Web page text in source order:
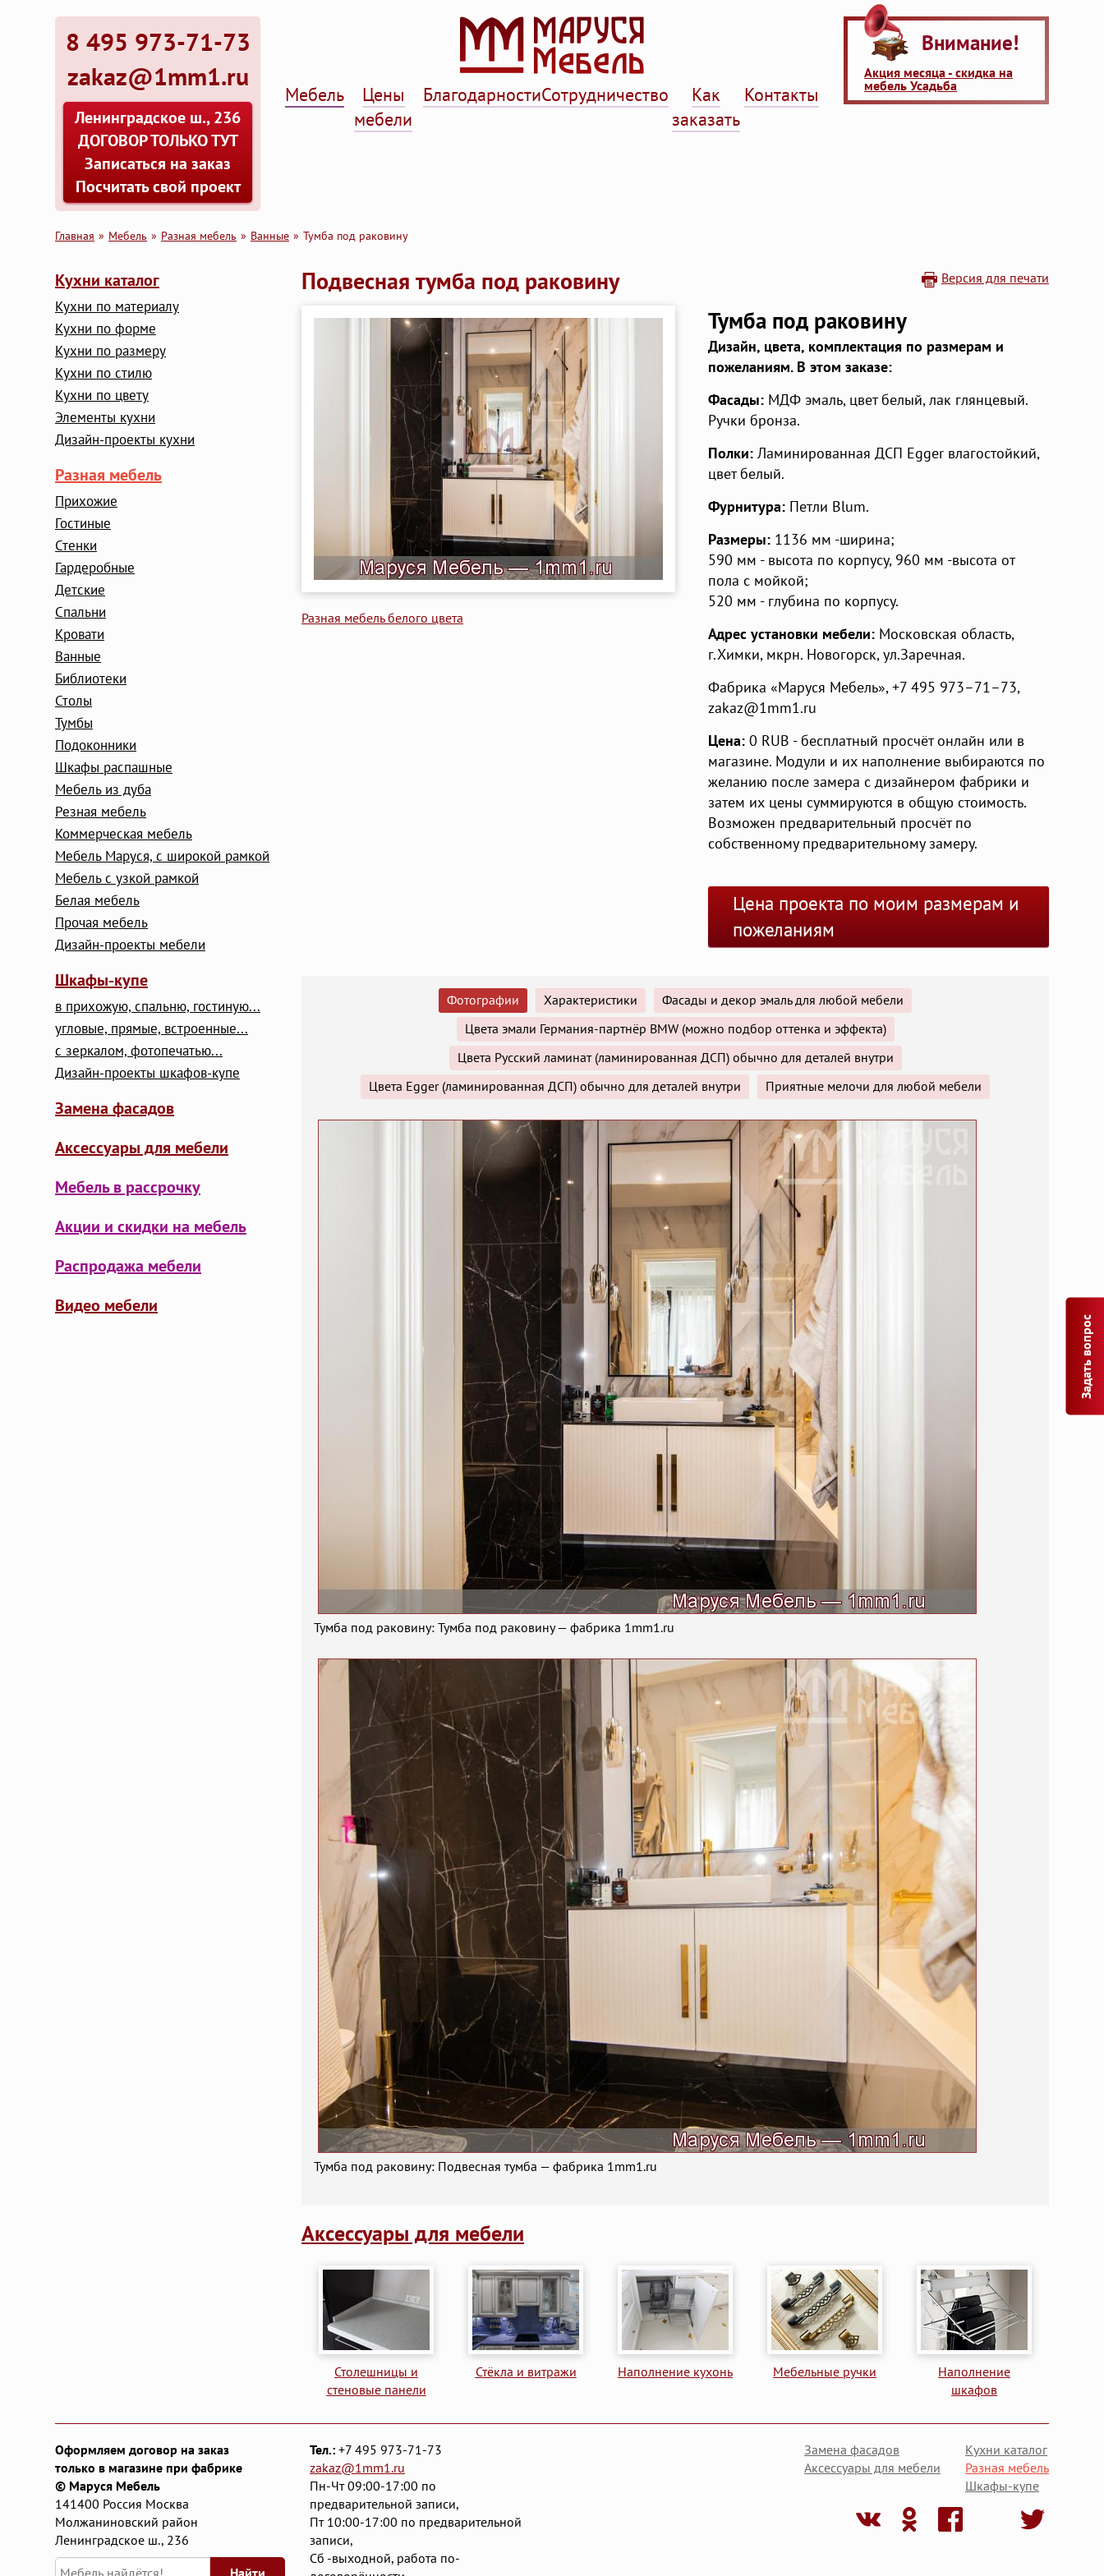
8 495 973-71-73
zakaz@1mm1.ru
Ленинградское ш., 236
ДОГОВОР ТОЛЬКО ТУТ
Записаться на заказ
Посчитать свой проект
Мебель
Цены
мебели
БлагодарностиСотрудничество
Как
заказать
Контакты
Внимание!
Акция месяца - скидка на
мебель Усадьба
Главная Мебель Разная мебель Ванные Тумба под раковину
Кухни каталог
Кухни по материалу
Кухни по форме
Кухни по размеру
Кухни по стилю
Кухни по цвету
Элементы кухни
Дизайн-проекты кухни
Разная мебель
Прихожие
Гостиные
Стенки
Гардеробные
Детские
Cпальни
Кровати
Ванные
Библиотеки
Столы
Тумбы
Подоконники
Шкафы распашные
Мебель из дуба
Резная мебель
Коммерческая мебель
Мебель Маруся, с широкой рамкой
Мебель с узкой рамкой
Белая мебель
Прочая мебель
Дизайн-проекты мебели
Шкафы-купе
в прихожую, спальню, гостиную...
угловые, прямые, встроенные...
с зеркалом, фотопечатью...
Дизайн-проекты шкафов-купе
Замена фасадов
Аксессуары для мебели
Мебель в рассрочку
Акции и скидки на мебель
Распродажа мебели
Видео мебели
Версия для печати
Подвесная тумба под раковину
Разная мебель белого цвета
Тумба под раковину
Дизайн, цвета, комплектация по размерам и
пожеланиям. В этом заказе:
Фасады: МДФ эмаль, цвет белый, лак глянцевый.
Ручки бронза.
Полки: Ламинированная ДСП Egger влагостойкий,
цвет белый.
Фурнитура: Петли Blum.
Размеры: 1136 мм -ширина;
590 мм - высота по корпусу, 960 мм -высота от
пола с мойкой;
520 мм - глубина по корпусу.
Адрес установки мебели: Московская область,
г.Химки, мкрн. Новогорск,ул.Заречная.
Фабрика «Маруся Мебель»,+7 495 973–71–73,
zakaz@1mm1.ru
Цена: 0 RUB - бесплатный просчёт онлайн или в
магазине. Модули и их наполнение выбираются по
желанию после замера с дизайнером фабрики и
затем их цены суммируются в общую стоимость.
Возможен предварительный просчёт по
собственному предварительному замеру.
Цена проекта по моим размерам и
пожеланиям
Фотографии Характеристики
Фасады и декор эмаль для любой мебели
Цвета эмали Германия-партнёр BMW (можно подбор оттенка и эффекта)
Цвета Русский ламинат (ламинированная ДСП) обычно для деталей внутри
Цвета Egger (ламинированная ДСП) обычно для деталей внутри
Приятные мелочи для любой мебели
Тумба под раковину: Тумба под раковину — фабрика 1mm1.ru
Тумба под раковину: Подвесная тумба — фабрика 1mm1.ru
Аксессуары для мебели
Столешницы и
стеновые панели
Стёкла и витражи Наполнение кухонь Мебельные ручки
Наполнение
шкафов
Оформляем договор на заказ
только в магазине при фабрике
© Маруся Мебель
141400 Россия Москва
Молжаниновский район
Ленинградское ш., 236
Найти
Тел.: +7 495 973-71-73
zakaz@1mm1.ru
Пн-Чт 09:00-17:00 по
предварительной записи,
Пт 10:00-17:00 по предварительной
записи,
Сб -выходной, работа по-
Замена фасадов
Аксессуары для мебели
Кухни каталог
Разная мебель
Шкафы-купе
Задать вопрос